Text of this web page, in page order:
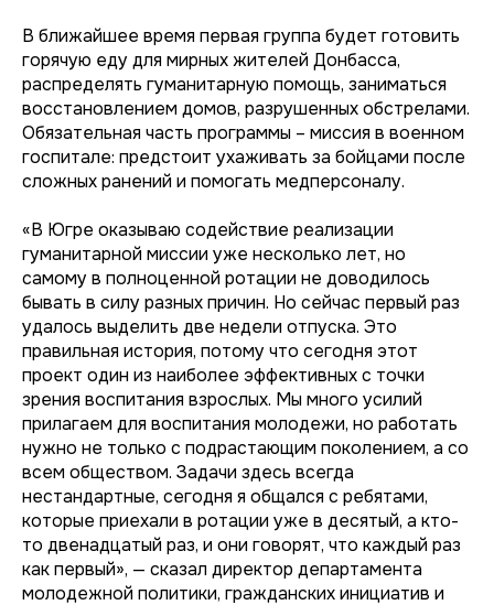
В ближайшее время первая группа будет готовить
горячую еду для мирных жителей Донбасса,
распределять гуманитарную помощь, заниматься
восстановлением домов, разрушенных обстрелами.
Обязательная часть программы – миссия в военном
госпитале: предстоит ухаживать за бойцами после
сложных ранений и помогать медперсоналу.
«В Югре оказываю содействие реализации
гуманитарной миссии уже несколько лет, но
самому в полноценной ротации не доводилось
бывать в силу разных причин. Но сейчас первый раз
удалось выделить две недели отпуска. Это
правильная история, потому что сегодня этот
проект один из наиболее эффективных с точки
зрения воспитания взрослых. Мы много усилий
прилагаем для воспитания молодежи, но работать
нужно не только с подрастающим поколением, а со
всем обществом. Задачи здесь всегда
нестандартные, сегодня я общался с ребятами,
которые приехали в ротации уже в десятый, а кто-
то двенадцатый раз, и они говорят, что каждый раз
как первый», — сказал директор департамента
молодежной политики, гражданских инициатив и